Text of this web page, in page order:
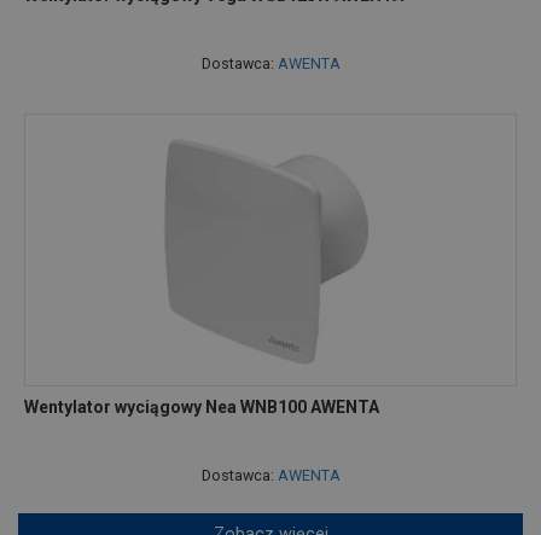
Dostawca: AWENTA
Wentylator wyciągowy Nea WNB100 AWENTA
Dostawca: AWENTA